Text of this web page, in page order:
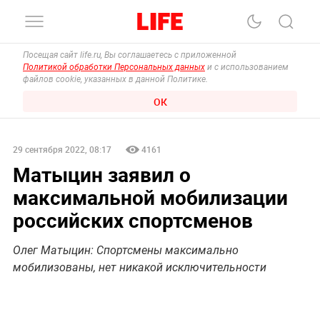
Посещая сайт life.ru, Вы соглашаетесь с приложенной
Политикой обработки Персональных данных и с использованием
файлов cookie, указанных в данной Политике.
ОК
29 сентября 2022, 08:17 4161
Матыцин заявил о
максимальной мобилизации
российских спортсменов
Олег Матыцин: Спортсмены максимально
мобилизованы, нет никакой исключительности